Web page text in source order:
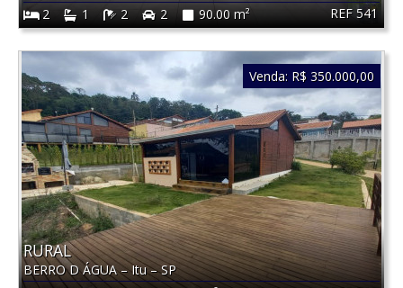
REF 541
2
1 2 2 90.00 m²
RURAL
BERRO D ÁGUA–Itu–SP
Venda: R$ 350.000,00